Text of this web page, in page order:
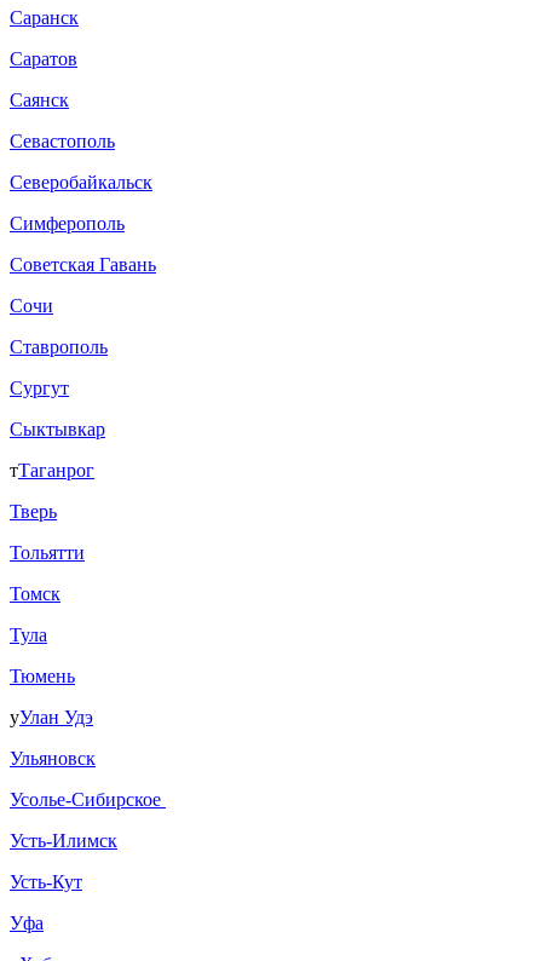
Саранск
Саратов
Саянск
Севастополь
Северобайкальск
Симферополь
Советская Гавань
Сочи
Ставрополь
Сургут
Сыктывкар
тТаганрог
Тверь
Тольятти
Томск
Тула
Тюмень
уУлан Удэ
Ульяновск
Усолье-Сибирское
Усть-Илимск
Усть-Кут
Уфа